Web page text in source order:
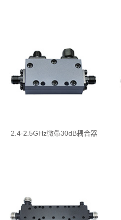
2.4-2.5GHz微帶30dB耦合器